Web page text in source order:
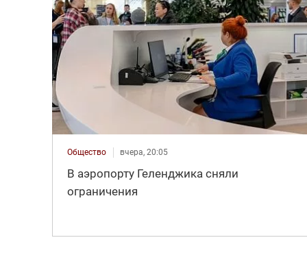
Общество вчера, 20:05
В аэропорту Геленджика сняли
ограничения